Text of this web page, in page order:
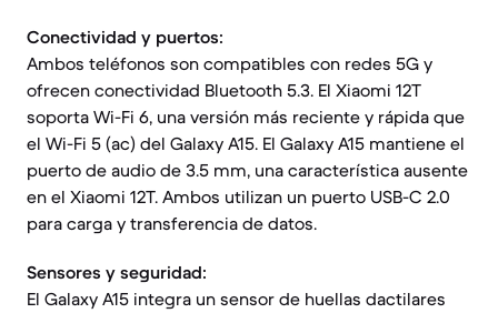
Conectividad y puertos:
Ambos teléfonos son compatibles con redes 5G y
ofrecen conectividad Bluetooth 5.3. El Xiaomi 12T
soporta Wi-Fi 6, una versión más reciente y rápida que
el Wi-Fi 5 (ac) del Galaxy A15. El Galaxy A15 mantiene el
puerto de audio de 3.5 mm, una característica ausente
en el Xiaomi 12T. Ambos utilizan un puerto USB-C 2.0
para carga y transferencia de datos.
Sensores y seguridad:
El Galaxy A15 integra un sensor de huellas dactilares